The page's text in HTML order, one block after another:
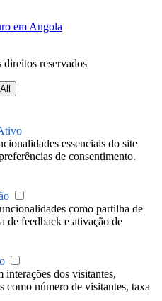
em Angola
reservados
essenciais do site
de consentimento.
como partilha de
de feedback e ativação de
dos visitantes,
como número de visitantes, taxa